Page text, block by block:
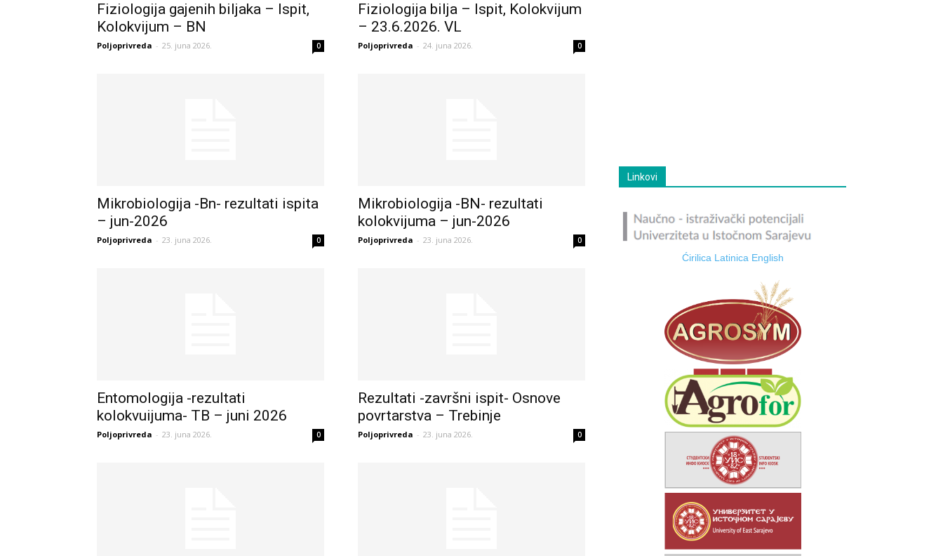
Fiziologija gajenih biljaka – Ispit,
Kolokvijum – BN
Poljoprivreda - 25. juna 2026. 0
Fiziologija bilja – Ispit, Kolokvijum
– 23.6.2026. VL
Poljoprivreda - 24. juna 2026. 0
Mikrobiologija -Bn- rezultati ispita
– jun-2026
Poljoprivreda - 23. juna 2026. 0
Mikrobiologija -BN- rezultati
kolokvijuma – jun-2026
Poljoprivreda - 23. juna 2026. 0
Entomologija -rezultati
kolokvuijuma- TB – juni 2026
Poljoprivreda - 23. juna 2026. 0
Rezultati -završni ispit- Osnove
povrtarstva – Trebinje
Poljoprivreda - 23. juna 2026. 0
Linkovi
Ćirilica Latinica English